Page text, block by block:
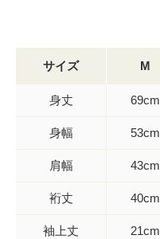
サイズ M
身丈 69cm
身幅 53cm
肩幅 43cm
裄丈 40cm
袖上丈 21cm